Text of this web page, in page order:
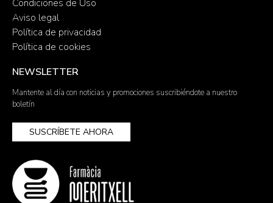
Condiciones de Uso
Aviso legal
Política de privacidad
Política de cookies
NEWSLETTER
Mantente al día con noticias y promociones suscribiéndote a nuestro
boletín
SUSCRÍBETE AHORA